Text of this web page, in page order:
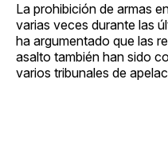
La prohibición de armas
varias veces durante las
ha argumentado que las
asalto también han sido
varios tribunales de